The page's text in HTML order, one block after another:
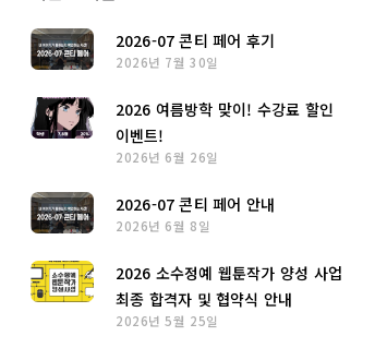
2026-07 콘티 페어 후기
2026년 7월 30일
2026 여름방학 맞이! 수강료 할인
이벤트!
2026년 6월 26일
2026-07 콘티 페어 안내
2026년 6월 8일
2026 소수정예 웹툰작가 양성 사업
최종 합격자 및 협약식 안내
2026년 5월 25일